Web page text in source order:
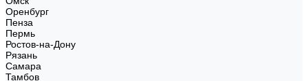
Оренбург
Пенза
Пермь
Ростов-на-Дону
Рязань
Самара
Тамбов